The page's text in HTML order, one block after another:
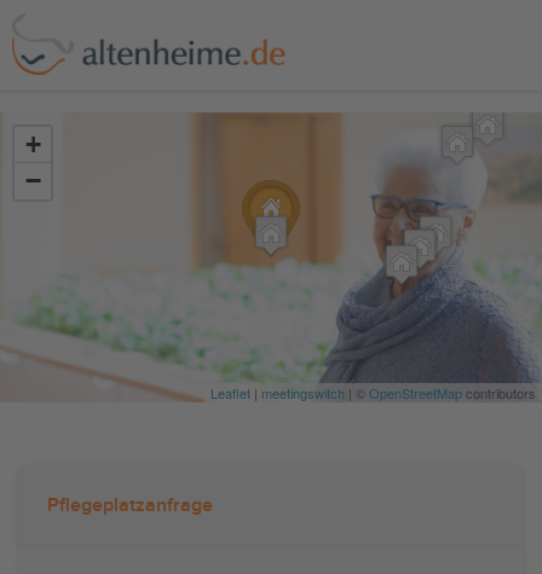
+
−
Leaflet | meetingswitch | ©OpenStreetMapcontributors
Pflegeplatzanfrage